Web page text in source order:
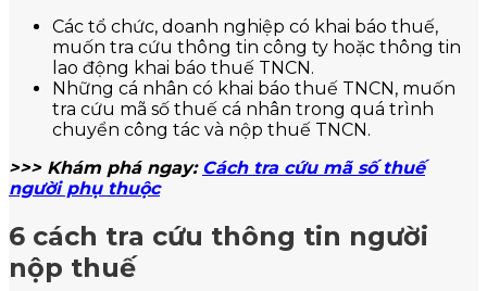
Các tổ chức, doanh nghiệp có khai báo thuế,
muốn tra cứu thông tin công ty hoặc thông tin
lao động khai báo thuế TNCN.
Những cá nhân có khai báo thuế TNCN, muốn
tra cứu mã số thuế cá nhân trong quá trình
chuyển công tác và nộp thuế TNCN.
>>> Khám phá ngay: Cách tra cứu mã số thuế
người phụ thuộc
6 cách tra cứu thông tin người
nộp thuế